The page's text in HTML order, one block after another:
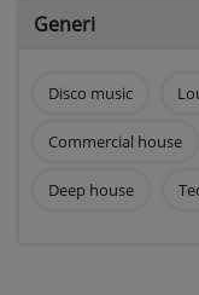
Generi
Disco music
Commercial house
Deep house